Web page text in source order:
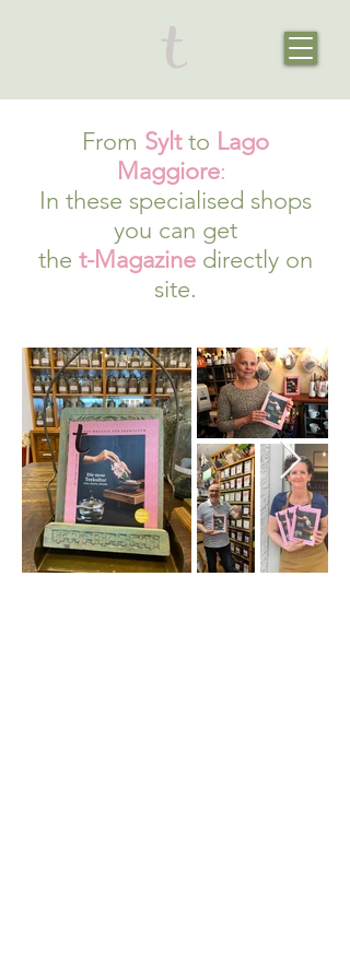
From Syltto Lago
Maggiore:
In these specialised shops
you can get
the t-Magazinedirectly on
site.